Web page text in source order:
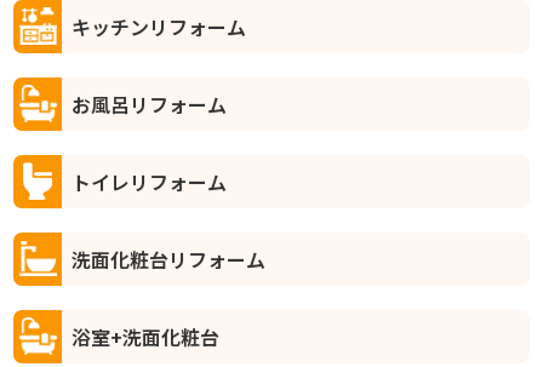
キッチンリフォーム
お風呂リフォーム
トイレリフォーム
洗面化粧台リフォーム
浴室+洗面化粧台